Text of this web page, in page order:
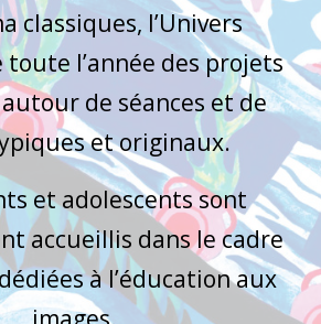
classiques, l’Univers
toute l’année des projets
de séances et de
et originaux.
et adolescents sont
accueillis dans le cadre
à l’éducation aux